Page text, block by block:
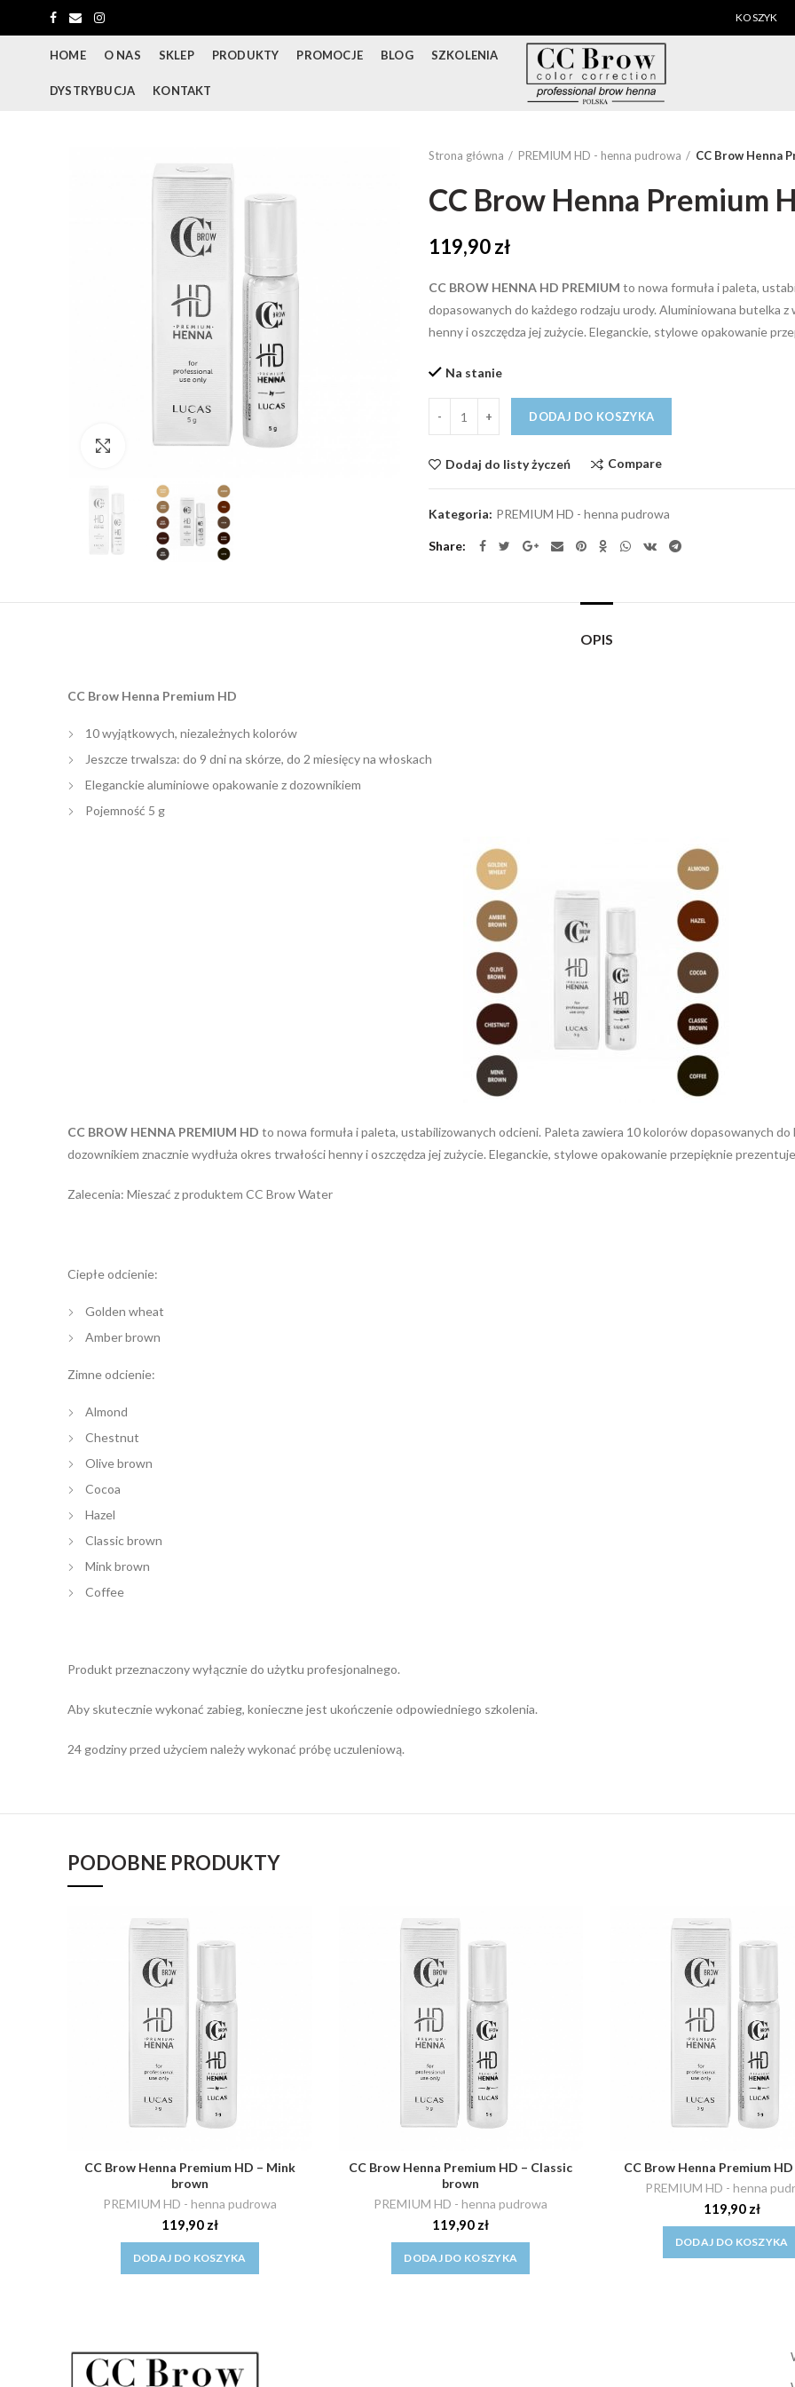
KOSZYK
HOME O NAS SKLEP PRODUKTY PROMOCJE BLOG SZKOLENIA
DYSTRYBUCJA KONTAKT
Click to enlarge
Strona główna PREMIUM HD - henna pudrowa CC Brow Henna
CC Brow Henna Premium
119,90zł
CC BROW HENNA HD PREMIUM to nowa formuła i paleta,
dopasowanych do każdego rodzaju urody. Aluminiowana butelka
henny i oszczędza jej zużycie. Eleganckie, stylowe opakowanie
Na stanie
DODAJ DO KOSZYKA
Dodaj do listy życzeń Compare
Kategoria: PREMIUM HD - henna pudrowa
Share
OPIS
CC Brow Henna Premium HD
10 wyjątkowych, niezależnych kolorów
Jeszcze trwalsza: do 9 dni na skórze, do 2 miesięcy na włoskach
Eleganckie aluminiowe opakowanie z dozownikiem
Pojemność 5 g
CC BROW HENNA PREMIUM HD to nowa formuła i paleta, ustabilizowanych odcieni. Paleta zawiera 10 kolorów dopasowanych
dozownikiem znacznie wydłuża okres trwałości henny i oszczędza jej zużycie. Eleganckie, stylowe opakowanie przepięknie
Zalecenia: Mieszać z produktem CC Brow Water
Ciepłe odcienie:
Golden wheat
Amber brown
Zimne odcienie:
Almond
Chestnut
Olive brown
Cocoa
Hazel
Classic brown
Mink brown
Coffee
Produkt przeznaczony wyłącznie do użytku profesjonalnego.
Aby skutecznie wykonać zabieg, konieczne jest ukończenie odpowiedniego szkolenia.
24 godziny przed użyciem należy wykonać próbę uczuleniową.
PODOBNE PRODUKTY
CC Brow Henna Premium HD – Mink
brown
PREMIUM HD - henna pudrowa
119,90 zł
DODAJ DO KOSZYKA
CC Brow Henna Premium HD – Classic
brown
PREMIUM HD - henna pudrowa
119,90 zł
DODAJ DO KOSZYKA
CC Brow Henna Premium
PREMIUM HD - henna
119,90 zł
DODAJ DO KOSZYKA